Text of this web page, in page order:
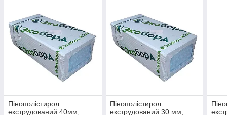
Пінополістирол
екструдований 40мм,
Пінополістирол
екструдований 30 мм,